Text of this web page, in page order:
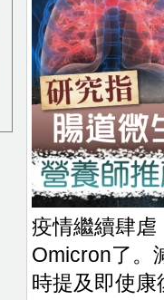
疫情繼續肆虐
Omicron了。
時提及即使